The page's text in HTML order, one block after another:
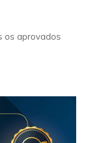
os aprovados